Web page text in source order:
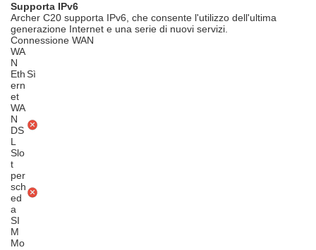
Supporta IPv6
Archer C20 supporta IPv6, che consente l'utilizzo dell'ultima
generazione Internet e una serie di nuovi servizi.
Connessione WAN
WA
N
Eth
ern
et
Sì
WA
N
DS
L
Slo
t
per
sch
ed
a
SI
M
Mo